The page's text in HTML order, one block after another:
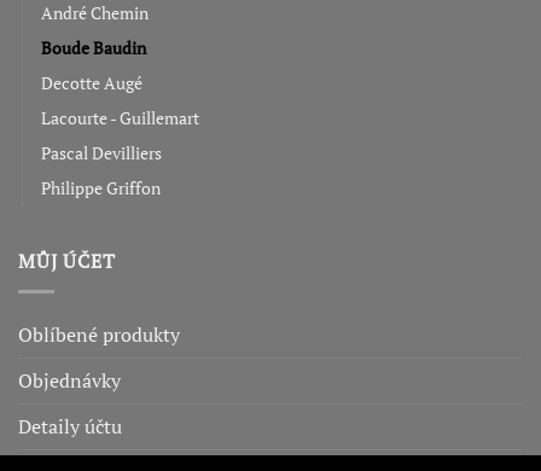
André Chemin
Boude Baudin
Decotte Augé
Lacourte - Guillemart
Pascal Devilliers
Philippe Griffon
MŮJ ÚČET
Oblíbené produkty
Objednávky
Detaily účtu